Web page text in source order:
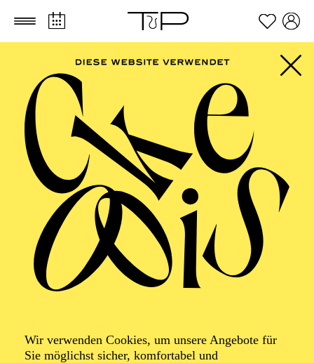
Zum Hauptinhalt springen Zum Footer springen
Wir verwenden Cookies, um unsere Angebote für
Sie möglichst sicher, komfortabel und
AALTO MUSIKTHEATER
Uraufführung
Day of Night